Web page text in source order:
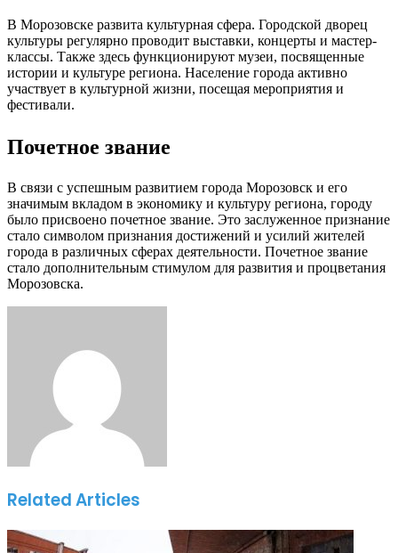
В Морозовске развита культурная сфера. Городской дворец
культуры регулярно проводит выставки, концерты и мастер-
классы. Также здесь функционируют музеи, посвященные
истории и культуре региона. Население города активно
участвует в культурной жизни, посещая мероприятия и
фестивали.
Почетное звание
В связи с успешным развитием города Морозовск и его
значимым вкладом в экономику и культуру региона, городу
было присвоено почетное звание. Это заслуженное признание
стало символом признания достижений и усилий жителей
города в различных сферах деятельности. Почетное звание
стало дополнительным стимулом для развития и процветания
Морозовска.
Related Articles